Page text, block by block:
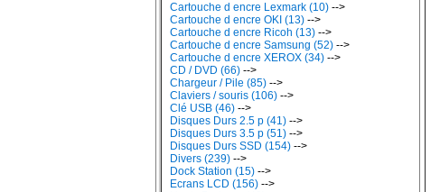
Cartouche d encre Lexmark (10) -->
Cartouche d encre OKI (13) -->
Cartouche d encre Ricoh (13) -->
Cartouche d encre Samsung (52) -->
Cartouche d encre XEROX (34) -->
CD / DVD (66) -->
Chargeur / Pile (85) -->
Claviers / souris (106) -->
Clé USB (46) -->
Disques Durs 2.5 p (41) -->
Disques Durs 3.5 p (51) -->
Disques Durs SSD (154) -->
Divers (239) -->
Dock Station (15) -->
Ecrans LCD (156) -->